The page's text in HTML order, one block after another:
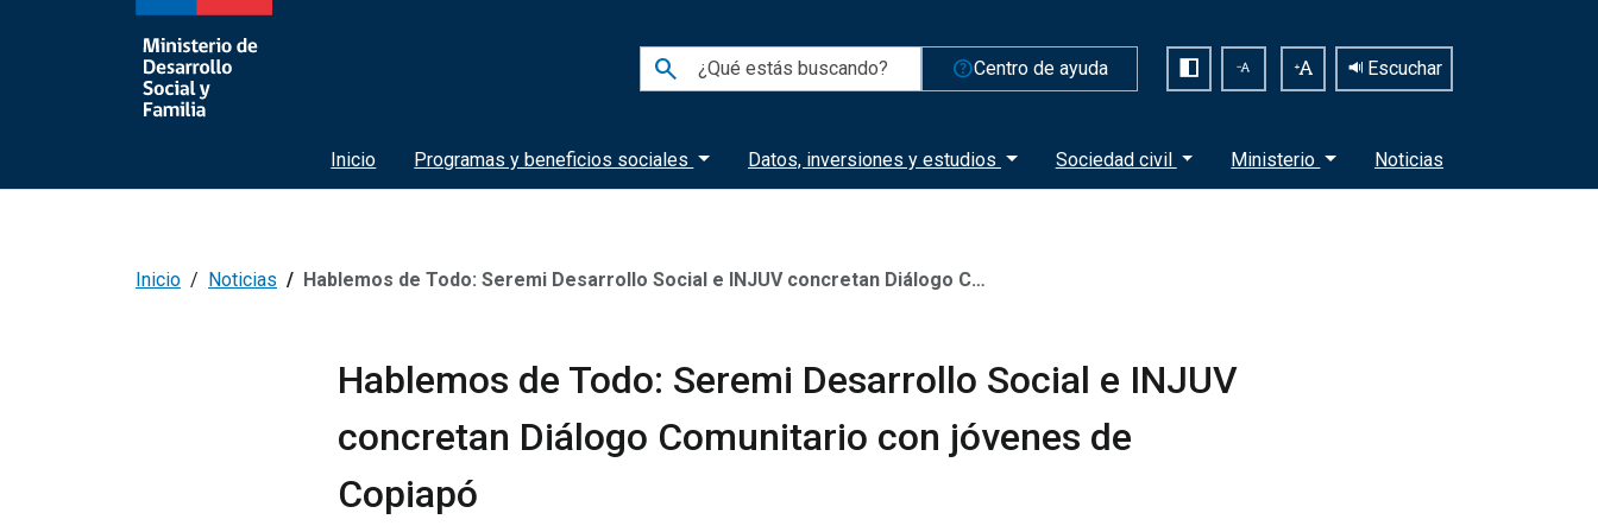
search help_outlineCentro de ayuda Escuchar
Inicio Programas y beneficios sociales Datos, inversiones y estudios Sociedad civil Ministerio Noticias
Inicio Noticias Hablemos de Todo: Seremi Desarrollo Social e INJUV concretan Diálogo Comunitario con jóvenes de Copiapó
Hablemos de Todo: Seremi Desarrollo Social e INJUV
concretan Diálogo Comunitario con jóvenes de
Copiapó